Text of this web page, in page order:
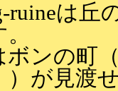
ruineは丘
ボンの町
）が見渡